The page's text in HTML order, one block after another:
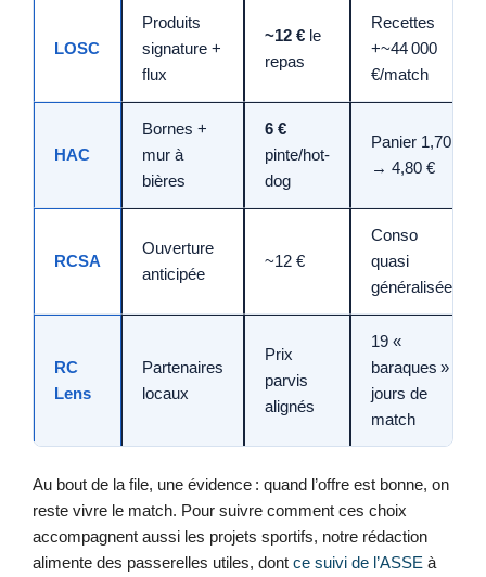
LOSC
Produits
signature +
flux
~12 € le
repas
Recettes
+~44 000
€/match
HAC
Bornes +
mur à
bières
6 €
pinte/hot-
dog
Panier 1,70
→ 4,80 €
RCSA
Ouverture
anticipée
~12 €
Conso
quasi
généralisée
RC
Lens
Partenaires
locaux
Prix
parvis
alignés
19 «
baraques »
jours de
match
Au bout de la file, une évidence : quand l’offre est bonne, on
reste vivre le match. Pour suivre comment ces choix
accompagnent aussi les projets sportifs, notre rédaction
alimente des passerelles utiles, dont ce suivi de l’ASSE à